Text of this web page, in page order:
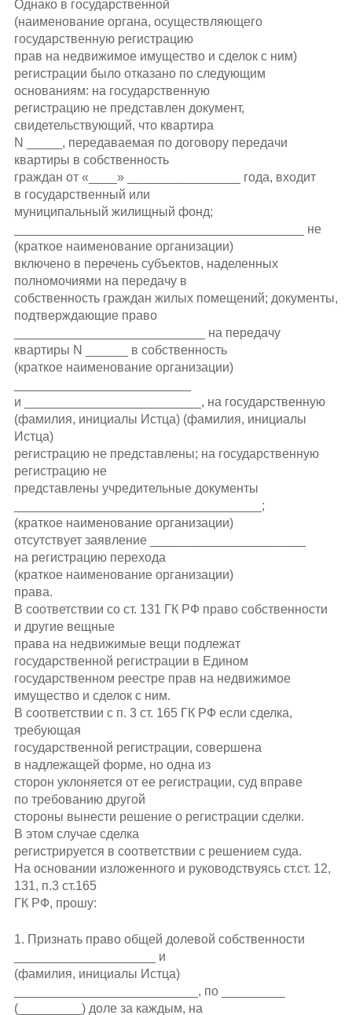
Однако в государственной
(наименование органа, осуществляющего
государственную регистрацию
прав на недвижимое имущество и сделок с ним)
регистрации было отказано по следующим
основаниям: на государственную
регистрацию не представлен документ,
свидетельствующий, что квартира
N _____, передаваемая по договору передачи
квартиры в собственность
граждан от «____» ________________ года, входит
в государственный или
муниципальный жилищный фонд;
_________________________________________ не
(краткое наименование организации)
включено в перечень субъектов, наделенных
полномочиями на передачу в
собственность граждан жилых помещений; документы,
подтверждающие право
___________________________ на передачу
квартиры N ______ в собственность
(краткое наименование организации)
и _________________________, на государственную
(фамилия, инициалы Истца) (фамилия, инициалы
Истца)
регистрацию не представлены; на государственную
регистрацию не
представлены учредительные документы
___________________________________;
(краткое наименование организации)
отсутствует заявление ______________________
на регистрацию перехода
(краткое наименование организации)
права.
В соответствии со ст. 131 ГК РФ право собственности
и другие вещные
права на недвижимые вещи подлежат
государственной регистрации в Едином
государственном реестре прав на недвижимое
имущество и сделок с ним.
В соответствии с п. 3 ст. 165 ГК РФ если сделка,
требующая
государственной регистрации, совершена
в надлежащей форме, но одна из
сторон уклоняется от ее регистрации, суд вправе
по требованию другой
стороны вынести решение о регистрации сделки.
В этом случае сделка
регистрируется в соответствии с решением суда.
На основании изложенного и руководствуясь ст.ст. 12,
131, п.3 ст.165
ГК РФ, прошу:
1. Признать право общей долевой собственности
____________________ и
(фамилия, инициалы Истца)
__________________________, по _________
(_________) доле за каждым, на